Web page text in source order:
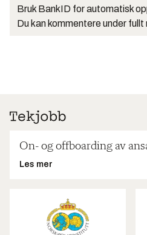
Bruk BankID for automatisk
Du kan kommentere under fullt
On- og offboarding av
Les mer